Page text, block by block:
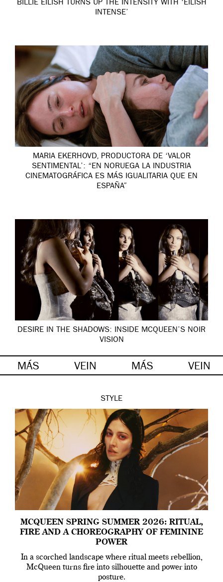
BILLIE EILISH TURNS UP THE INTENSITY WITH ‘EILISH
INTENSE’
MARIA EKERHOVD, PRODUCTORA DE ‘VALOR
SENTIMENTAL’: “EN NORUEGA LA INDUSTRIA
CINEMATOGRÁFICA ES MÁS IGUALITARIA QUE EN
ESPAÑA”
DESIRE IN THE SHADOWS: INSIDE MCQUEEN’S NOIR
VISION
MÁS VEIN MÁS VEIN
STYLE
MCQUEEN SPRING SUMMER 2026: RITUAL,
FIRE AND A CHOREOGRAPHY OF FEMININE
POWER
In a scorched landscape where ritual meets rebellion,
McQueen turns fire into silhouette and power into
posture.